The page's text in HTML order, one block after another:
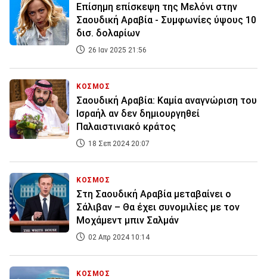
Επίσημη επίσκεψη της Μελόνι στην
Σαουδική Αραβία - Συμφωνίες ύψους 10
δισ. δολαρίων
26 Ιαν 2025 21:56
ΚΟΣΜΟΣ
Σαουδική Αραβία: Καμία αναγνώριση του
Ισραήλ αν δεν δημιουργηθεί
Παλαιστινιακό κράτος
18 Σεπ 2024 20:07
ΚΟΣΜΟΣ
Στη Σαουδική Αραβία μεταβαίνει ο
Σάλιβαν – Θα έχει συνομιλίες με τον
Μοχάμεντ μπιν Σαλμάν
02 Απρ 2024 10:14
ΚΟΣΜΟΣ